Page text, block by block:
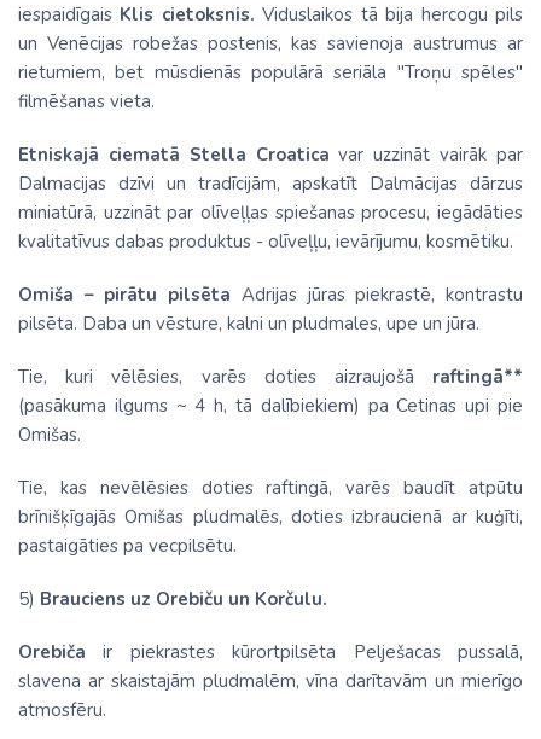
iespaidīgais Klis cietoksnis.Viduslaikos tā bija hercogu pils
un Venēcijas robežas postenis, kas savienoja austrumus ar
rietumiem, bet mūsdienās populārā seriāla "Troņu spēles"
filmēšanas vieta.
Etniskajā ciematā Stella Croatica var uzzināt vairāk par
Dalmacijas dzīvi un tradīcijām, apskatīt Dalmācijas dārzus
miniatūrā, uzzināt par olīveļļas spiešanas procesu, iegādāties
kvalitatīvus dabas produktus - olīveļļu, ievārījumu, kosmētiku.
Omiša – pirātu pilsēta Adrijas jūras piekrastē, kontrastu
pilsēta. Daba un vēsture, kalni un pludmales, upe un jūra.
Tie, kuri vēlēsies, varēs doties aizraujošā raftingā**
(pasākuma ilgums ~ 4 h, tā dalībiekiem) pa Cetinas upi pie
Omišas.
Tie, kas nevēlēsies dotiesraftingā, varēs baudīt atpūtu
brīnišķīgajās Omišas pludmalēs, doties izbraucienā ar kuģīti,
pastaigāties pa vecpilsētu.
5) Brauciens uz Orebiču un Korčulu.
Orebiča ir piekrastes kūrortpilsēta Pelješacas pussalā,
slavena ar skaistajām pludmalēm, vīna darītavām un mierīgo
atmosfēru.